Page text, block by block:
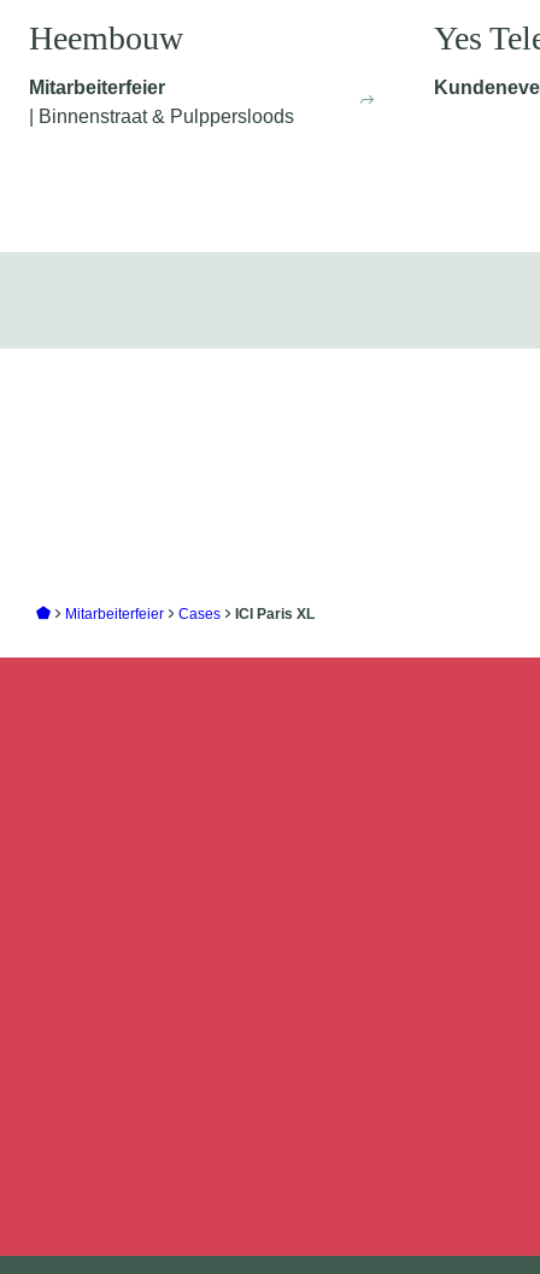
Heembouw
Mitarbeiterfeier
| Binnenstraat & Pulppersloods
Yes
Mitarbeiterfeier Cases ICI Paris XL